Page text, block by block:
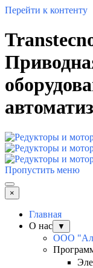
Перейти к контенту
Пропустить меню
×
Главная
О нас
▼
ООО